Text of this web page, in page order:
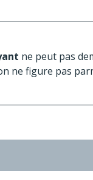
ne peut pas
ne figure pas